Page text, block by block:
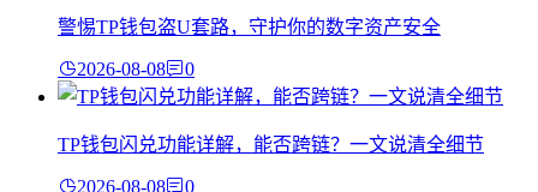
警惕TP钱包盗U套路，守护你的数字资产安全
2026-08-08 0
TP钱包闪兑功能详解，能否跨链？一文说清全细节
2026-08-08 0